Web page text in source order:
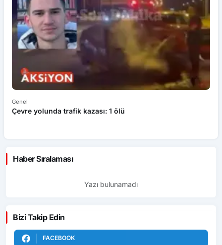
Genel
Çevre yolunda trafik kazası: 1 ölü
Haber Sıralaması
Yazı bulunamadı
Bizi Takip Edin
FACEBOOK